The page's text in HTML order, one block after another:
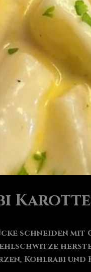
schneiden mit
Kohlrabi